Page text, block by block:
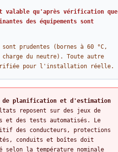
valable qu'après vérification que
des équipements sont
prudentes (bornes à 60 °C,
du neutre). Toute autre
pour l'installation réelle.
de planification et d'estimation
reposent sur des jeux de
et des tests automatisés. Le
des conducteurs, protections
conduits et boîtes doit
selon la température nominale